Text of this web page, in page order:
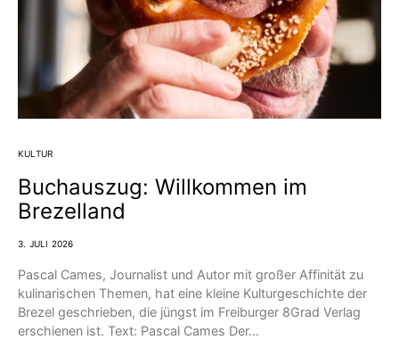
KULTUR
Buchauszug: Willkommen im
Brezelland
3. JULI 2026
Pascal Cames, Journalist und Autor mit großer Affinität zu
kulinarischen Themen, hat eine kleine Kulturgeschichte der
Brezel geschrieben, die jüngst im Freiburger 8Grad Verlag
erschienen ist. Text: Pascal Cames Der…